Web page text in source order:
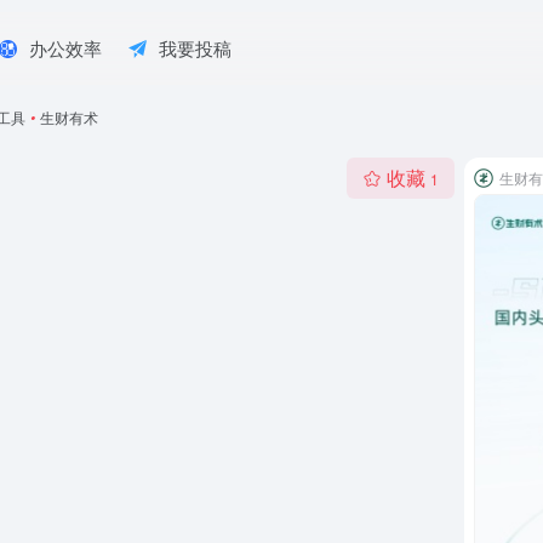
办公效率 我要投稿
具 • 生财有术
收藏 1 生财